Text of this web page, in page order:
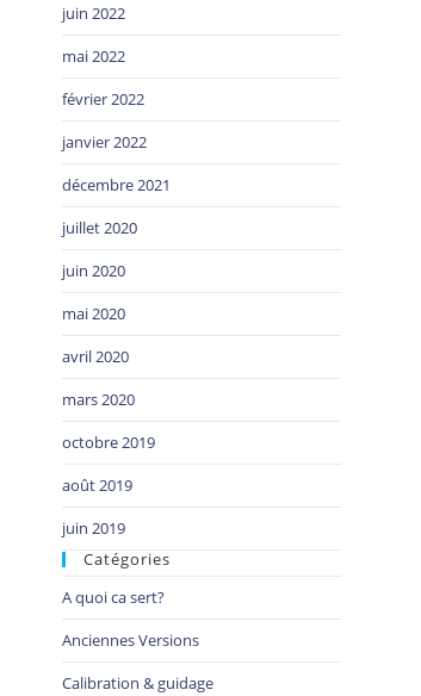
juin 2022
mai 2022
février 2022
janvier 2022
décembre 2021
juillet 2020
juin 2020
mai 2020
avril 2020
mars 2020
octobre 2019
août 2019
juin 2019
Catégories
A quoi ca sert?
Anciennes Versions
Calibration & guidage